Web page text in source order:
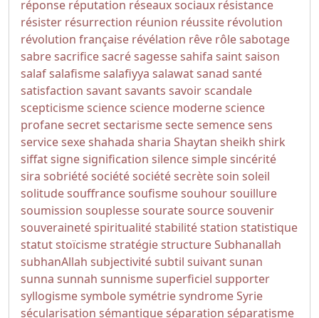
réponse réputation réseaux sociaux résistance
résister résurrection réunion réussite révolution
révolution française révélation rêve rôlesabotage
sabresacrificesacrésagessesahifa saintsaison
salafsalafismesalafiyya salawatsanad santé
satisfaction savantsavants savoirscandale
scepticismesciencescience modernescience
profanesecretsectarismesectesemencesens
servicesexeshahada sharia Shaytan sheikh shirk
siffatsignesignification silencesimplesincérité
sira sobriétésociétésociété secrètesoin soleil
solitudesouffrancesoufismesouhoursouillure
soumission souplessesouratesourcesouvenir
souverainetéspiritualitéstabilitéstation statistique
statutstoïcismestratégiestructureSubhanallah
subhanAllah subjectivitésubtil suivantsunan
sunna sunnah sunnismesuperficiel supporter
syllogismesymbolesymétriesyndromeSyrie
sécularisation sémantiqueséparation séparatisme